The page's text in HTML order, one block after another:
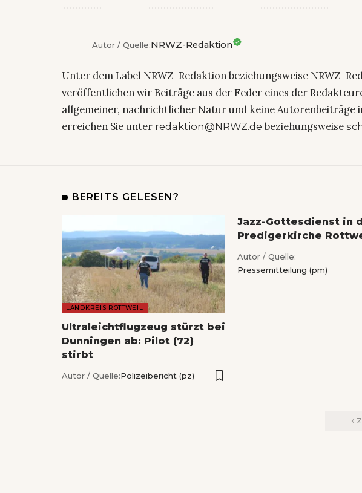
Autor / Quelle:NRWZ-Redaktion
Unter dem Label NRWZ-Redaktion beziehungsweise NRWZ-
veröffentlichen wir Beiträge aus der Feder eines der
allgemeiner, nachrichtlicher Natur und keine Autorenbeiträge
erreichen Sie unter redaktion@NRWZ.de beziehungsweise
BEREITS GELESEN?
LANDKREIS ROTTWEIL
Ultraleichtflugzeug stürzt bei
Dunningen ab: Pilot (72)
stirbt
Autor / Quelle:Polizeibericht (pz)
Jazz-Gottesdienst in
Predigerkirche
Autor / Quelle:
Pressemitteilung (pm)